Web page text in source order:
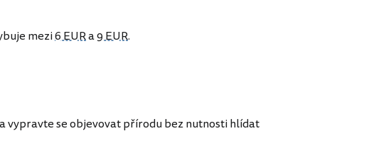
mezi6 EURa9 EUR.
vypravte se objevovat přírodu bez nutnosti hlídat